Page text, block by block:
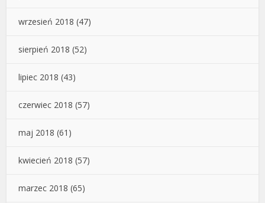
wrzesień 2018 (47)
sierpień 2018 (52)
lipiec 2018 (43)
czerwiec 2018 (57)
maj 2018 (61)
kwiecień 2018 (57)
marzec 2018 (65)